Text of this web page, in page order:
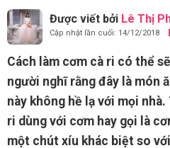
Được viết bởi Lê Thị
Cập nhật lần cuối: 14/12/2018
Cách làm cơm cà ri có thể
người nghĩ rằng đây là món
này không hề lạ với mọi
ri dùng với cơm hay gọi là
một chút xíu khác biệt so